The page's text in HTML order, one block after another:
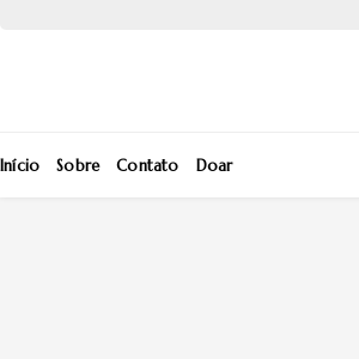
Início Sobre Contato Doar